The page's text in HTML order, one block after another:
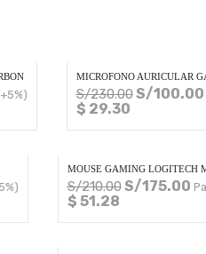
MICROFONO AURICULAR
S/230.00S/100.00
$ 29.30
MOUSE GAMING LOGITECH
S/210.00S/175.00
$ 51.28